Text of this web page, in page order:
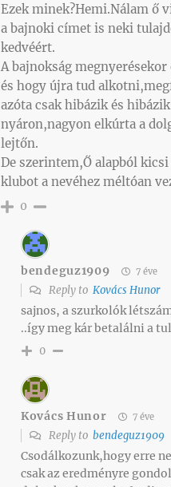
Ezek minek?Hemi.Nálam ő
a bajnoki címet is neki
kedvéért.
A bajnokság
és hogy újra tud
azóta csak hibázik és
nyáron,nagyon elkúrta a
lejtőn.
De szerintem,Ő alapból
klubot a nevéhez méltóan
0
bendeguz1909 7 éve
Reply to Kovács Hunor
sajnos, a szurkolók
..így meg kár betalálni a
0
Kovács Hunor 7 éve
Reply to bendeguz1909
Csodálkozunk,hogy erre
csak az eredményre